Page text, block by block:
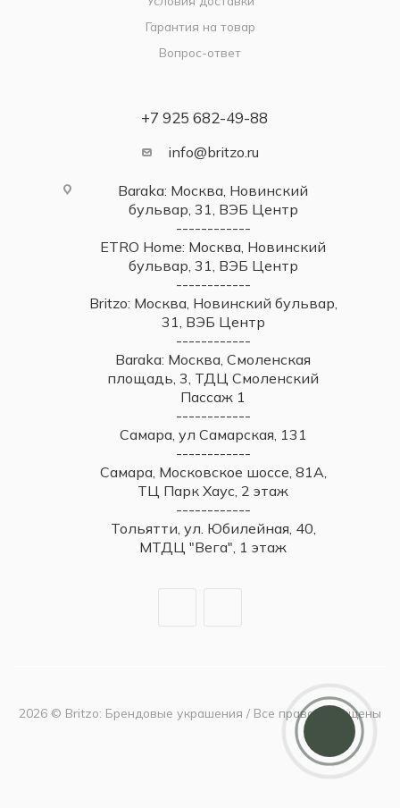
Гарантия на товар
Вопрос-ответ
+7 925 682-49-88
info@britzo.ru
Baraka: Москва, Новинский
бульвар, 31, ВЭБ Центр
------------
ETRO Home: Москва, Новинский
бульвар, 31, ВЭБ Центр
------------
Britzo: Москва, Новинский бульвар,
31, ВЭБ Центр
------------
Baraka: Москва, Смоленская
площадь, 3, ТДЦ Смоленский
Пассаж 1
------------
Самара, ул Самарская, 131
------------
Самара, Московское шоссе, 81А,
ТЦ Парк Хаус, 2 этаж
------------
Тольятти, ул. Юбилейная, 40,
МТДЦ "Вега", 1 этаж
2026 © Britzo: Брендовые украшения / Все права защищены